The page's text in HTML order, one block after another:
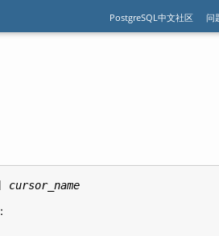
PostgreSQL中文社区 问
cursor_name